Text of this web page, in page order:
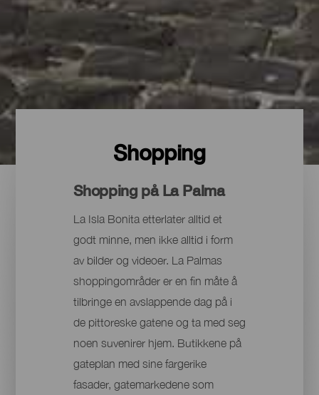
Shopping
Shopping på La Palma
La Isla Bonita etterlater alltid et
godt minne, men ikke alltid i form
av bilder og videoer. La Palmas
shoppingområder er en fin måte å
tilbringe en avslappende dag på i
de pittoreske gatene og ta med seg
noen suvenirer hjem. Butikkene på
gateplan med sine fargerike
fasader, gatemarkedene som